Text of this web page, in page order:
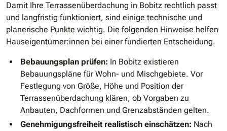
Damit Ihre Terrassenüberdachung in Bobitz rechtlich passt
und langfristig funktioniert, sind einige technische und
planerische Punkte wichtig. Die folgenden Hinweise helfen
Hauseigentümer:innen bei einer fundierten Entscheidung.
Bebauungsplan prüfen: In Bobitz existieren
Bebauungspläne für Wohn- und Mischgebiete. Vor
Festlegung von Größe, Höhe und Position der
Terrassenüberdachung klären, ob Vorgaben zu
Anbauten, Dachformen und Grenzabständen gelten.
Genehmigungsfreiheit realistisch einschätzen: Nach